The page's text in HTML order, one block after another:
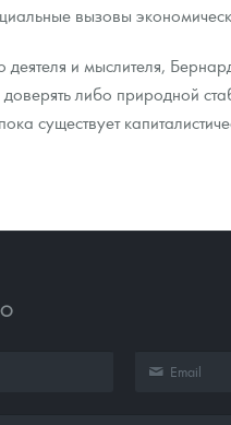
вызовы
деятеля и мыслителя,
либо природной
существует